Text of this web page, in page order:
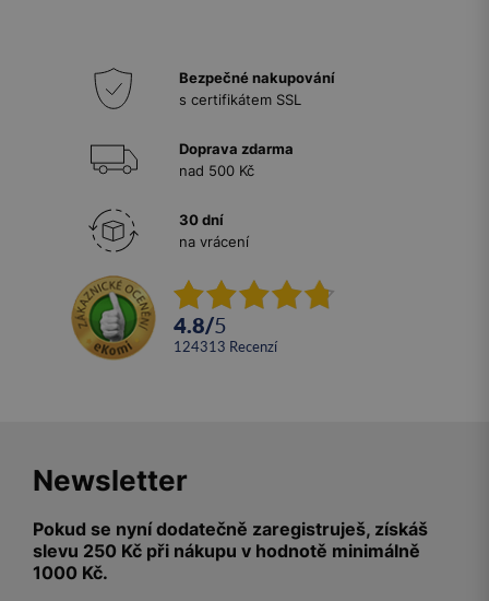
Bezpečné nakupování
s certifikátem SSL
Doprava zdarma
nad 500 Kč
30 dní
na vrácení
4.8/5
124313 recenzí
Newsletter
Pokud se nyní dodatečně zaregistruješ, získáš
slevu 250 Kč při nákupu v hodnotě minimálně
1000 Kč.